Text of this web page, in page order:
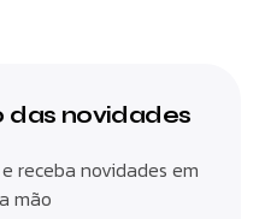
das novidades
receba novidades em
mão